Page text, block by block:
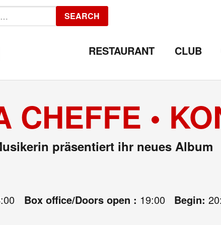
SEARCH
RESTAURANT CLUB
CHEFFE •
präsentiert ihr neues Album
Box office/Doors open : 19:00 Begin: